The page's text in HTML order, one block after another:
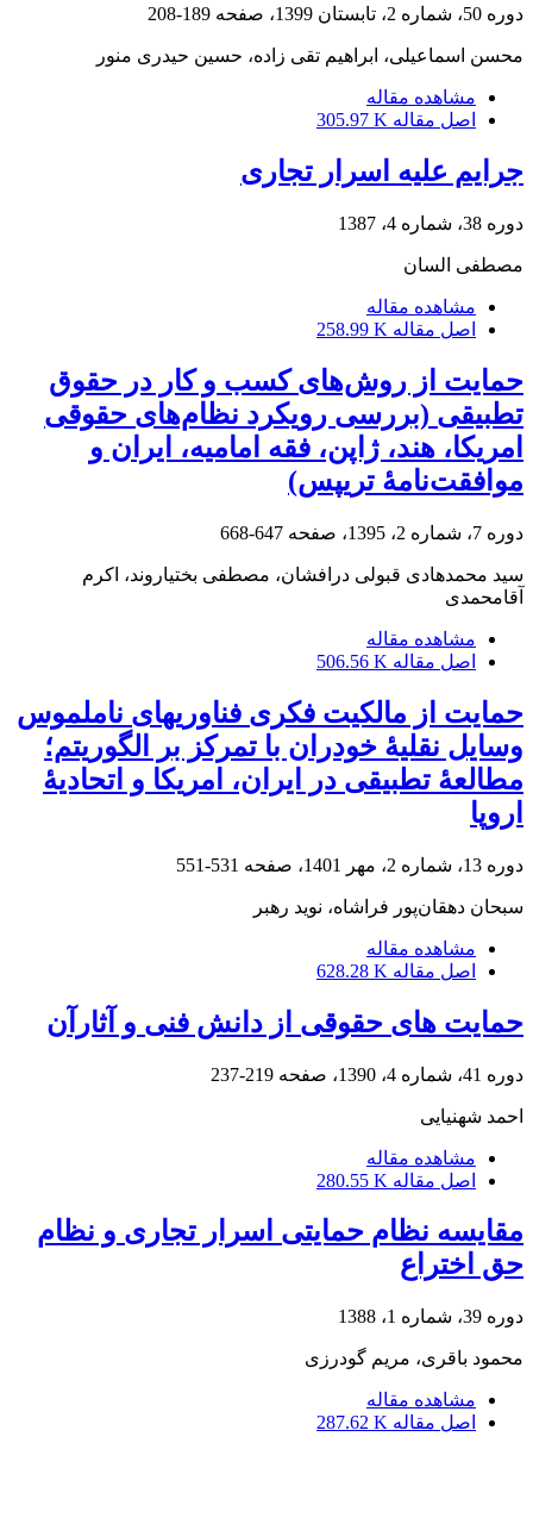
دوره 50، شماره 2، تابستان 1399، صفحه 189-208
محسن اسماعیلی، ابراهیم تقی زاده، حسین حیدری منور
مشاهده مقاله
اصل مقاله 305.97 K
جرایم علیه اسرار تجاری
دوره 38، شماره 4، 1387
مصطفی السان
مشاهده مقاله
اصل مقاله 258.99 K
حمایت از روش‌های کسب و کار در حقوق
تطبیقی (بررسی رویکرد نظام‌های حقوقی
امریکا، هند، ژاپن، فقه امامیه، ایران و
موافقت‌نامۀ تریپس)
دوره 7، شماره 2، 1395، صفحه 647-668
سید محمدهادی قبولی درافشان، مصطفی بختیاروند، اکرم
آقامحمدی
مشاهده مقاله
اصل مقاله 506.56 K
حمایت از مالکیت فکری فناوری‏های ناملموس
وسایل نقلیۀ خودران با تمرکز بر الگوریتم؛
مطالعۀ تطبیقی در ایران، امریکا و اتحادیۀ
اروپا
دوره 13، شماره 2، مهر 1401، صفحه 531-551
سبحان دهقان‌پور فراشاه، نوید رهبر
مشاهده مقاله
اصل مقاله 628.28 K
حمایت های حقوقی از دانش فنی و آثارآن
دوره 41، شماره 4، 1390، صفحه 219-237
احمد شهنیایی
مشاهده مقاله
اصل مقاله 280.55 K
مقایسه نظام حمایتی اسرار تجاری و نظام
حق اختراع
دوره 39، شماره 1، 1388
محمود باقری، مریم گودرزی
مشاهده مقاله
اصل مقاله 287.62 K